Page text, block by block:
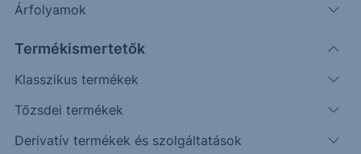
Árfolyamok
Termékismertetők
Klasszikus termékek
Tőzsdei termékek
Derivatív termékek és szolgáltatások